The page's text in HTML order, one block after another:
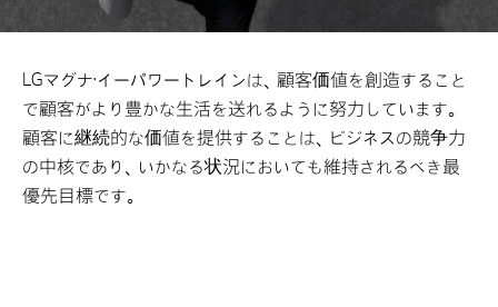
LGマグナ・イーパワートレインは、顧客価値を創造すること
で顧客がより豊かな生活を送れるように努力しています。
顧客に継続的な価値を提供することは、ビジネスの競争力
の中核であり、いかなる状況においても維持されるべき最
優先目標です。